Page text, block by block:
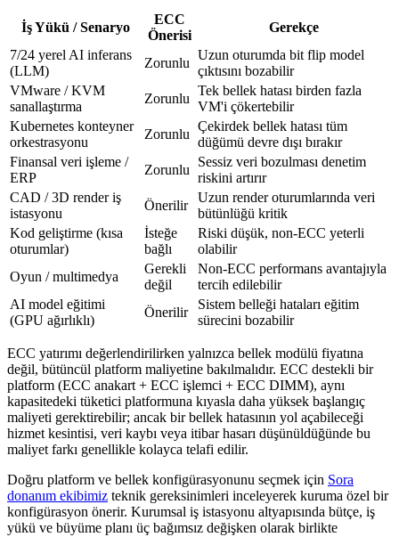
İş Yükü / Senaryo
ECC
Önerisi
Gerekçe
7/24 yerel AI inferans
(LLM)
Zorunlu
Uzun oturumda bit flip model
çıktısını bozabilir
VMware / KVM
sanallaştırma
Zorunlu
Tek bellek hatası birden fazla
VM'i çökertebilir
Kubernetes konteyner
orkestrasyonu
Zorunlu
Çekirdek bellek hatası tüm
düğümü devre dışı bırakır
Finansal veri işleme /
ERP
Zorunlu
Sessiz veri bozulması denetim
riskini artırır
CAD / 3D render iş
istasyonu
Önerilir
Uzun render oturumlarında veri
bütünlüğü kritik
Kod geliştirme (kısa
oturumlar)
İsteğe
bağlı
Riski düşük, non-ECC yeterli
olabilir
Oyun / multimedya
Gerekli
değil
Non-ECC performans avantajıyla
tercih edilebilir
AI model eğitimi
(GPU ağırlıklı)
Önerilir
Sistem belleği hataları eğitim
sürecini bozabilir
ECC yatırımı değerlendirilirken yalnızca bellek modülü fiyatına
değil, bütüncül platform maliyetine bakılmalıdır. ECC destekli bir
platform (ECC anakart + ECC işlemci + ECC DIMM), aynı
kapasitedeki tüketici platformuna kıyasla daha yüksek başlangıç
maliyeti gerektirebilir; ancak bir bellek hatasının yol açabileceği
hizmet kesintisi, veri kaybı veya itibar hasarı düşünüldüğünde bu
maliyet farkı genellikle kolayca telafi edilir.
Doğru platform ve bellek konfigürasyonunu seçmek için Sora
donanım ekibimiz teknik gereksinimleri inceleyerek kuruma özel bir
konfigürasyon önerir. Kurumsal iş istasyonu altyapısında bütçe, iş
yükü ve büyüme planı üç bağımsız değişken olarak birlikte